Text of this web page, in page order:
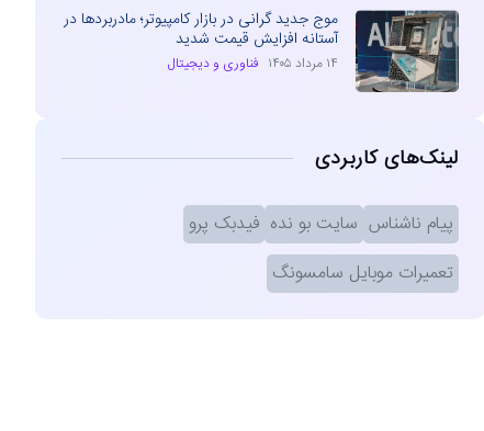
موج جدید گرانی در بازار کامپیوتر؛ مادربردها در
آستانه افزایش قیمت شدید
۱۴ مرداد ۱۴۰۵ فناوری و دیجیتال
لینک‌های کاربردی
پیام ناشناس سایت بو نده فیدبک پرو
تعمیرات موبایل سامسونگ